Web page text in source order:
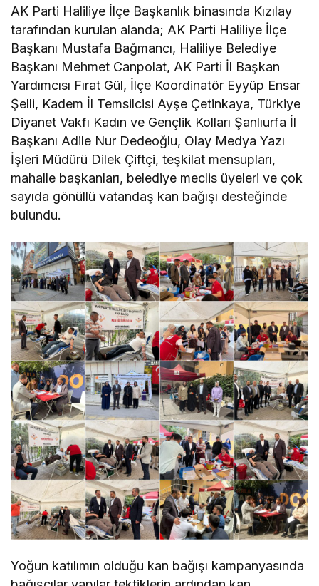
AK Parti Haliliye İlçe Başkanlık binasında Kızılay
tarafından kurulan alanda; AK Parti Haliliye İlçe
Başkanı Mustafa Bağmancı, Haliliye Belediye
Başkanı Mehmet Canpolat, AK Parti İl Başkan
Yardımcısı Fırat Gül, İlçe Koordinatör Eyyüp Ensar
Şelli, Kadem İl Temsilcisi Ayşe Çetinkaya, Türkiye
Diyanet Vakfı Kadın ve Gençlik Kolları Şanlıurfa İl
Başkanı Adile Nur Dedeoğlu, Olay Medya Yazı
İşleri Müdürü Dilek Çiftçi, teşkilat mensupları,
mahalle başkanları, belediye meclis üyeleri ve çok
sayıda gönüllü vatandaş kan bağışı desteğinde
bulundu.
Yoğun katılımın olduğu kan bağışı kampanyasında